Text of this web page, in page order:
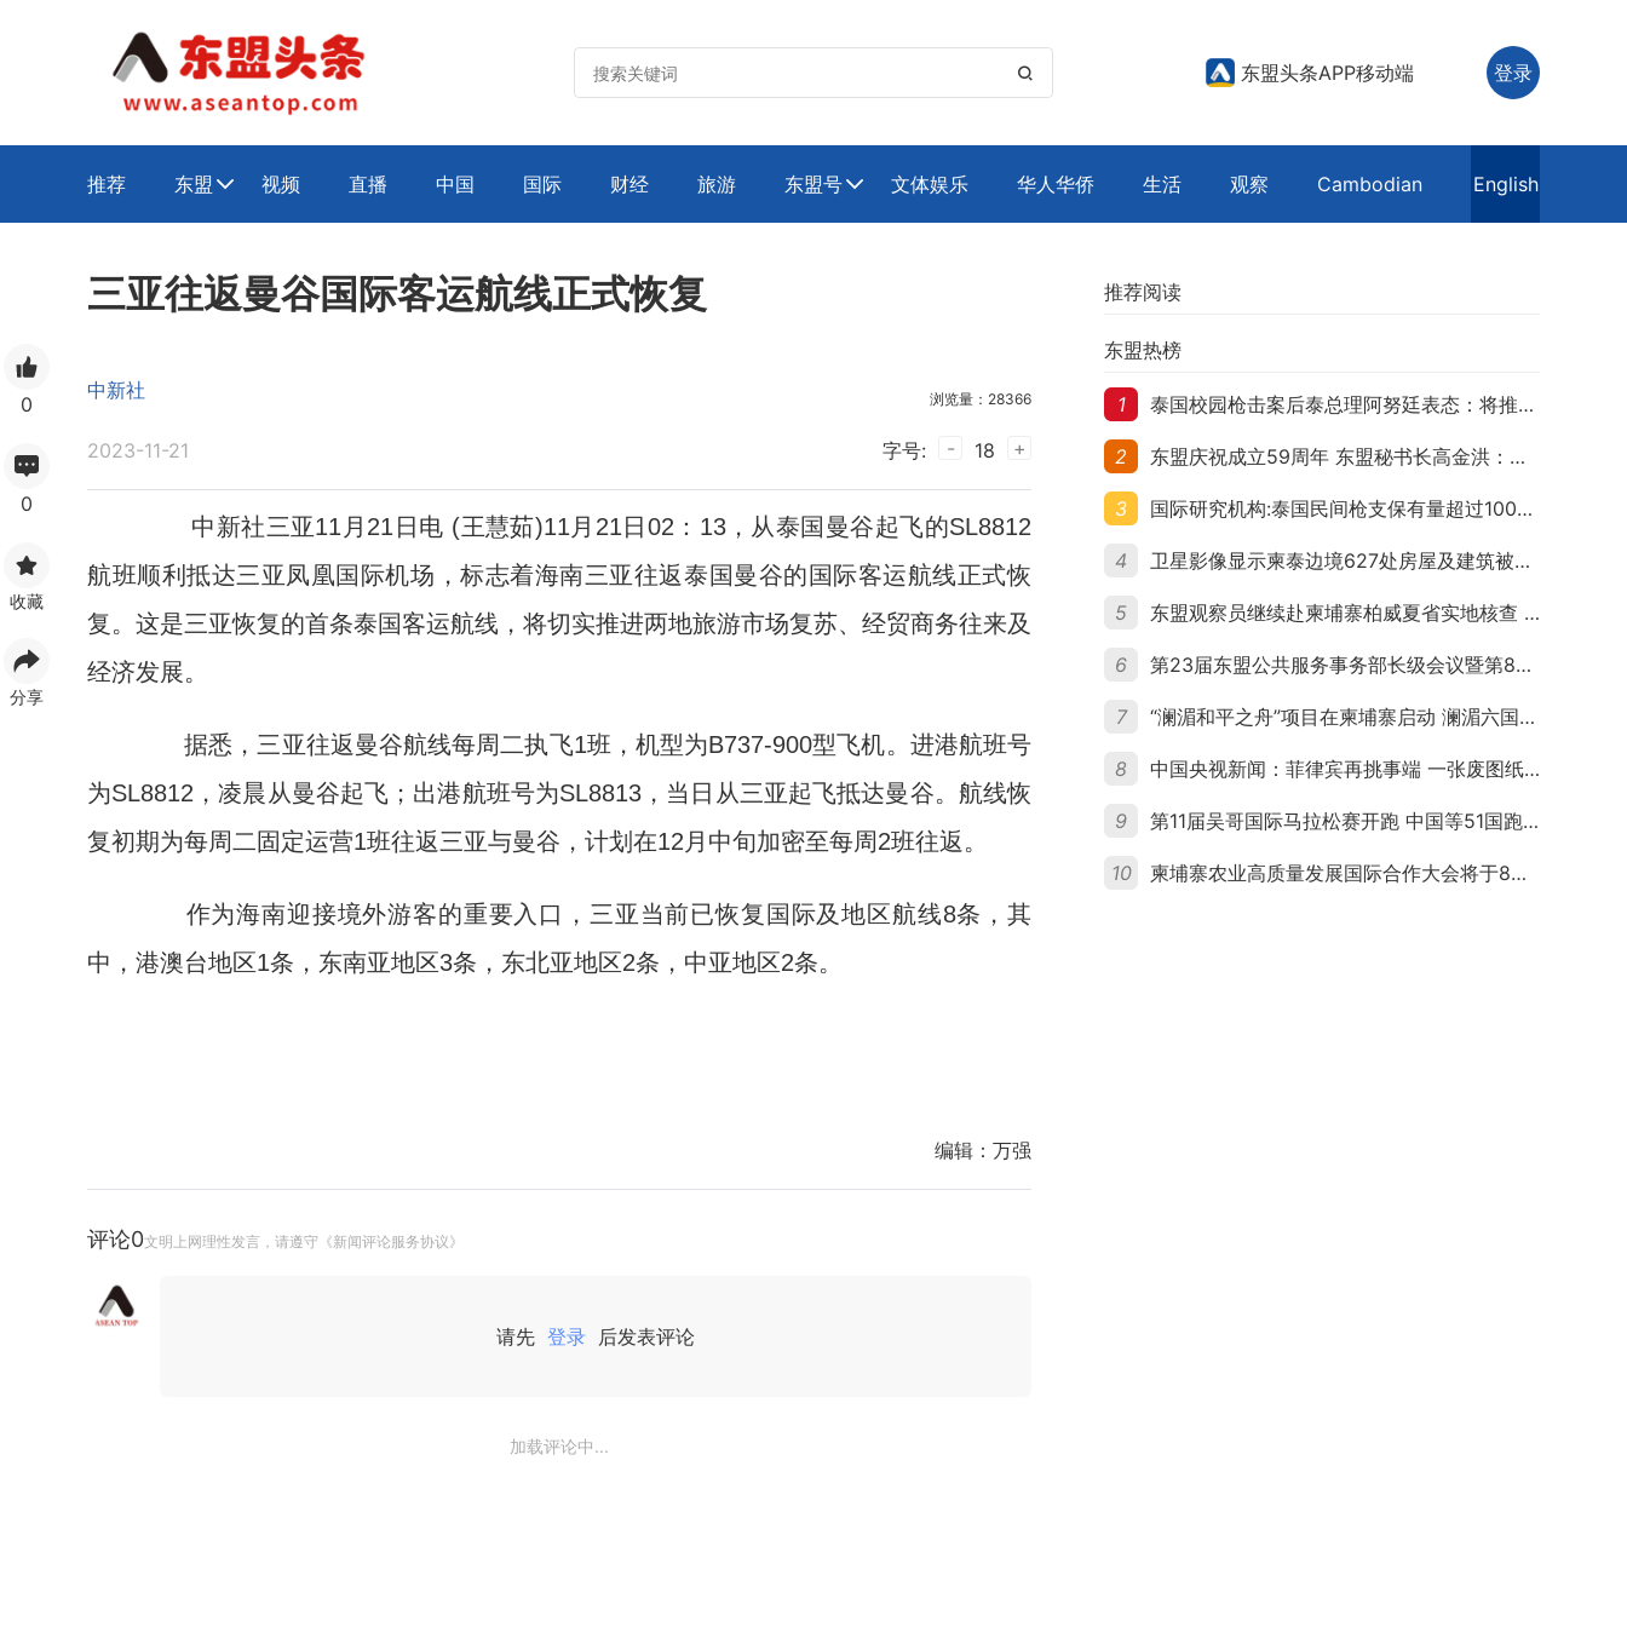
 东盟头条APP移动端 登录
推荐 东盟  视频 直播 中国 国际 财经 旅游 东盟号 文体娱乐 华人华侨 生活 观察 Cambodian English
0
0
收藏
分享
三亚往返曼谷国际客运航线正式恢复
中新社 浏览量：28366
2023-11-21 字号: - 18 +
中新社三亚11月21日电 (王慧茹)11月21日02：13，从泰国曼谷起飞的SL8812
航班顺利抵达三亚凤凰国际机场，标志着海南三亚往返泰国曼谷的国际客运航线正式恢
复。这是三亚恢复的首条泰国客运航线，将切实推进两地旅游市场复苏、经贸商务往来及
经济发展。
据悉，三亚往返曼谷航线每周二执飞1班，机型为B737-900型飞机。进港航班号
为SL8812，凌晨从曼谷起飞；出港航班号为SL8813，当日从三亚起飞抵达曼谷。航线恢
复初期为每周二固定运营1班往返三亚与曼谷，计划在12月中旬加密至每周2班往返。
作为海南迎接境外游客的重要入口，三亚当前已恢复国际及地区航线8条，其
中，港澳台地区1条，东南亚地区3条，东北亚地区2条，中亚地区2条。
编辑： 万强
评论0文明上网理性发言，请遵守《新闻评论服务协议》
请先 登录 后发表评论
加载评论中...
推荐阅读
东盟热榜
1 泰国校园枪击案后泰总理阿努廷表态：将推动修法严控民众携枪
2 东盟庆祝成立59周年 东盟秘书长高金洪：加强团结合作应对跨国挑战
3 国际研究机构:泰国民间枪支保有量超过1000万 在东盟国家位居首位
4 卫星影像显示柬泰边境627处房屋及建筑被夷平 人权组织呼吁保护平民财产
5 东盟观察员继续赴柬埔寨柏威夏省实地核查 走访遭袭柬埔寨平民村庄
6 第23届东盟公共服务事务部长级会议暨第8届东盟与中日韩公共服务事务部长级会议在柬埔寨暹粒开幕
7 “澜湄和平之舟”项目在柬埔寨启动 澜湄六国青年共话和平与发展
8 中国央视新闻：菲律宾再挑事端 一张废图纸划不走中国黄岩岛
9 第11届吴哥国际马拉松赛开跑 中国等51国跑者齐聚暹粒
10 柬埔寨农业高质量发展国际合作大会将于8月20日举行